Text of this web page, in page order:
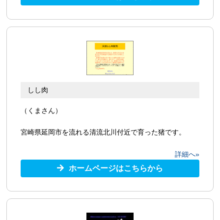
しし肉
（くまさん）
宮崎県延岡市を流れる清流北川付近で育った猪です。
詳細へ»
ホームページはこちらから